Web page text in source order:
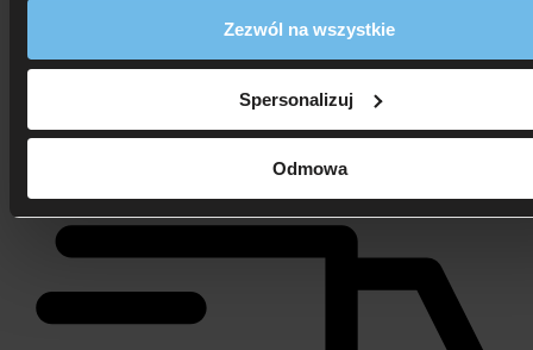
Zezwól na wszystkie
Spersonalizuj
Odmowa
- Zamów telefonicznie
Zadzwoń i dowiedz się, jak dostać rabat!